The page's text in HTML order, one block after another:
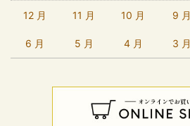
12 月 11 月 10 月 9 月
6 月 5 月 4 月 3 月